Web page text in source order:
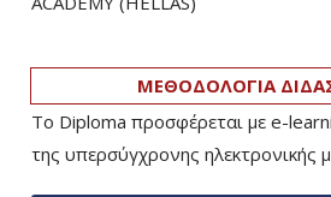
ΜΕΘΟΔΟΛΟΓΙΑ
Το Diploma προσφέρεται με e-
της υπερσύγχρονης ηλεκτρονικής